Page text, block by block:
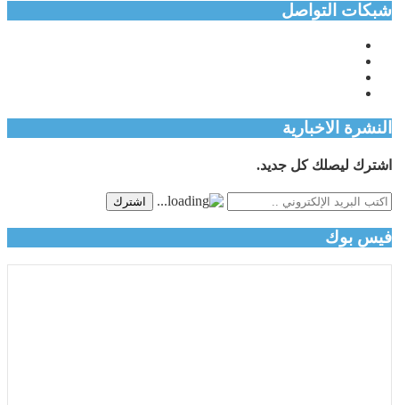
شبكات التواصل
النشرة الاخبارية
اشترك ليصلك كل جديد.
اشترك
فيس بوك